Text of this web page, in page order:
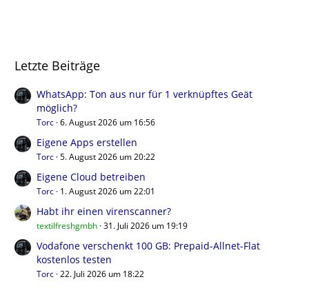
Letzte Beiträge
WhatsApp: Ton aus nur für 1 verknüpftes Geät
möglich?
Torc 6. August 2026 um 16:56
Eigene Apps erstellen
Torc 5. August 2026 um 20:22
Eigene Cloud betreiben
Torc 1. August 2026 um 22:01
Habt ihr einen virenscanner?
textilfreshgmbh 31. Juli 2026 um 19:19
Vodafone verschenkt 100 GB: Prepaid-Allnet-Flat
kostenlos testen
Torc 22. Juli 2026 um 18:22